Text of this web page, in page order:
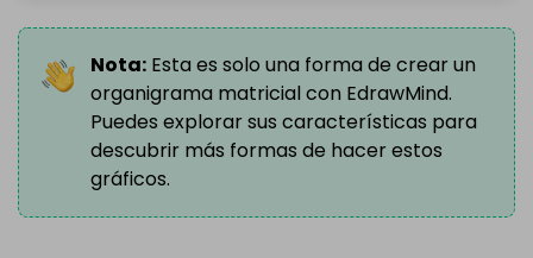
Nota:Esta es solo una forma de crear un
organigrama matricial con EdrawMind.
Puedes explorar sus características para
descubrir más formas de hacer estos
gráficos.